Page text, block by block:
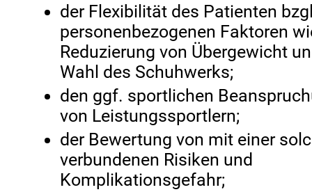
der Flexibilität des Patienten
personenbezogenen Faktoren
Reduzierung von Übergewicht
Wahl des Schuhwerks;
den ggf. sportlichen
von Leistungssportlern;
der Bewertung von mit einer
verbundenen Risiken und
Komplikationsgefahr;